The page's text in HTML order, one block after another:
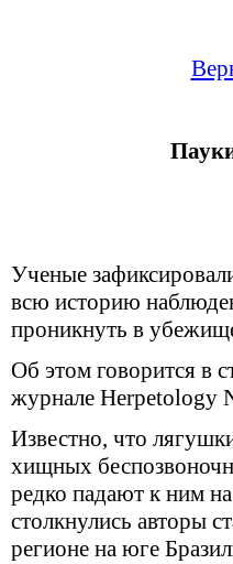
Ученые
всю историю
проникнуть в
Об этом говорится в
журнале Herpetology
Известно, что
хищных
редко падают к ним
столкнулись авторы
регионе на юге